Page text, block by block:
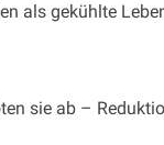
als gekühlte
sie ab –